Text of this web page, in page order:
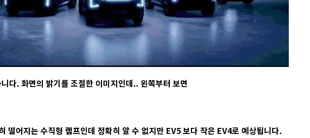
다. 화면의 밝기를 조절한 이미지인데.. 왼쪽부터 보면
떨어지는 수직형 램프인데 정확히 알 수 없지만 EV5 보다 작은 EV4로 예상됩니다.